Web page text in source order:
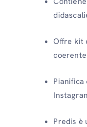
Offre kit
Predis è